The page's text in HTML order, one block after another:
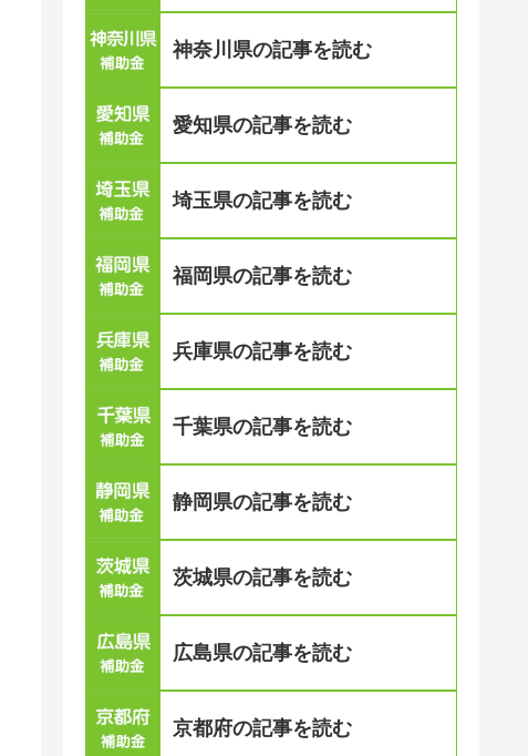
神奈川県の記事を読む
愛知県の記事を読む
埼玉県の記事を読む
福岡県の記事を読む
兵庫県の記事を読む
千葉県の記事を読む
静岡県の記事を読む
茨城県の記事を読む
広島県の記事を読む
京都府の記事を読む